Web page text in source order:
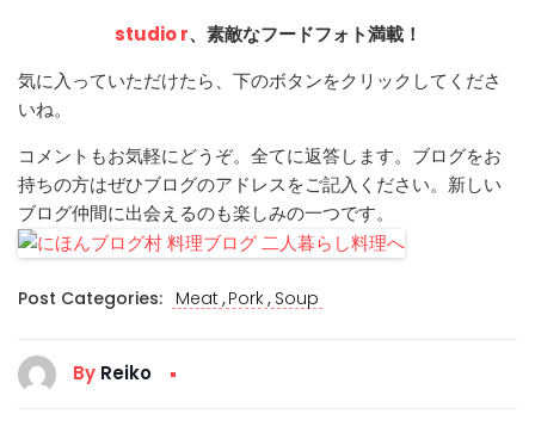
studio r、素敵なフードフォト満載！
気に入っていただけたら、下のボタンをクリックしてくださ
いね。
コメントもお気軽にどうぞ。全てに返答します。ブログをお
持ちの方はぜひブログのアドレスをご記入ください。新しい
ブログ仲間に出会えるのも楽しみの一つです。
Post Categories: Meat ,Pork, Soup
By Reiko